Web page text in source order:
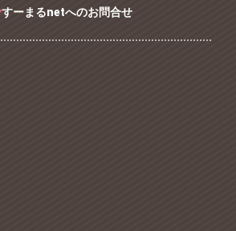
すーまるnetへのお問合せ